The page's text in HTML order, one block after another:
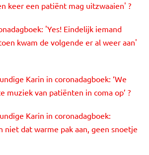
keer een patiënt mag uitzwaaien' ?
'Yes! Eindelijk iemand
kwam de volgende er al weer aan'
Karin in coronadagboek: ‘We
muziek van patiënten in coma op’ ?
Karin in coronadagboek:
niet dat warme pak aan, geen snoetje